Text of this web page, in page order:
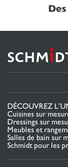
DÉCOUVREZ
Cuisines sur
Dressings sur
Meubles et
Salles de bain sur
Schmidt pour les